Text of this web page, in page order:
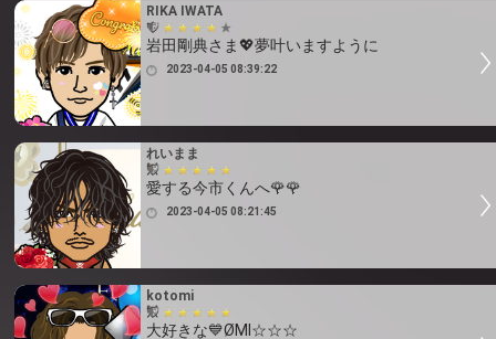
RIKA IWATA
岩田剛典さま💖夢叶いますように
2023-04-05 08:39:22
れいまま
愛する今市くんへ🌹🌹
2023-04-05 08:21:45
kotomi
大好きな💙ØMI☆☆☆